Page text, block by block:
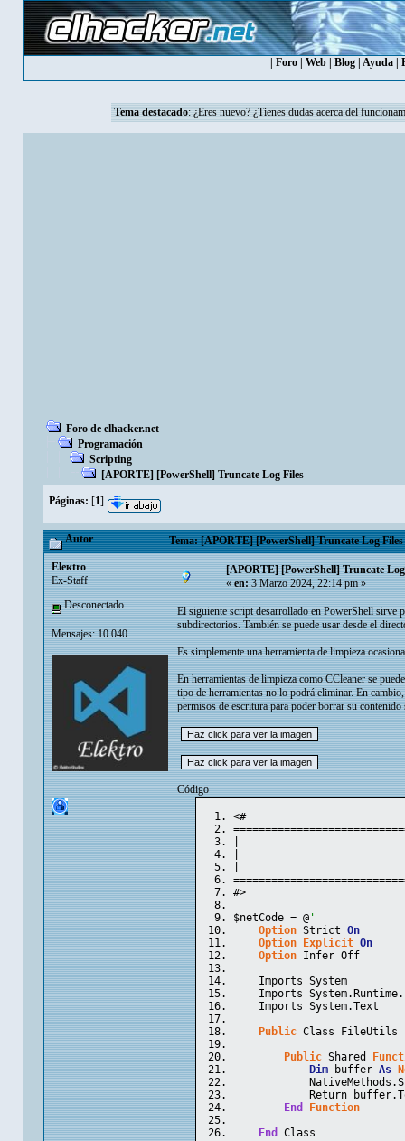
Foro| Web| Blog| Ayuda|
Tema destacado: ¿Eres nuevo? ¿Tienes dudas acerca del
Foro de elhacker.net
Programación
Scripting
[APORTE] [PowerShell] Truncate Log Files
Páginas: [1]
Autor Tema: [APORTE] [PowerShell] Truncate Log Files
Eleкtro
Ex-Staff
Desconectado
Mensajes: 10.040
[APORTE] [PowerShell] Truncate
«en:3 Marzo 2024, 22:14 pm »
El siguiente script desarrollado en PowerShell sirve
subdirectorios. También se puede usar desde el
Es simplemente una herramienta de limpieza
En herramientas de limpieza como CCleaner se
tipo de herramientas no lo podrá eliminar. En
permisos de escritura para poder borrar su
Código
<#
#>
$netCode = @'
Option Strict On
Option
Explicit On
Option Infer Off
Imports System
Imports
Imports System.Text
Public Class FileUtils
Public Shared
Dim buffer As
Return
End
Function
End
Class